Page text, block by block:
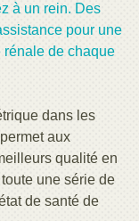
à un rein. Des
pour une
rénale de chaque
dans les
aux
qualité en
une série de
de santé de